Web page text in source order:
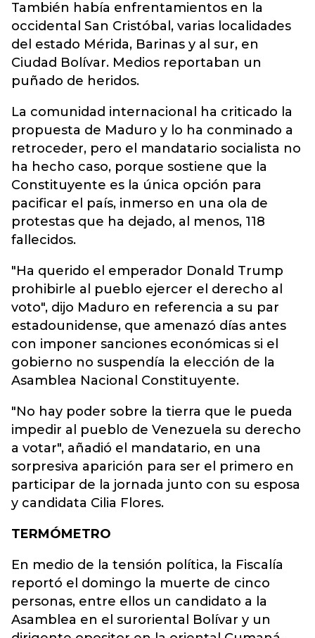
También había enfrentamientos en la
occidental San Cristóbal, varias localidades
del estado Mérida, Barinas y al sur, en
Ciudad Bolívar. Medios reportaban un
puñado de heridos.
La comunidad internacional ha criticado la
propuesta de Maduro y lo ha conminado a
retroceder, pero el mandatario socialista no
ha hecho caso, porque sostiene que la
Constituyente es la única opción para
pacificar el país, inmerso en una ola de
protestas que ha dejado, al menos, 118
fallecidos.
"Ha querido el emperador Donald Trump
prohibirle al pueblo ejercer el derecho al
voto", dijo Maduro en referencia a su par
estadounidense, que amenazó días antes
con imponer sanciones económicas si el
gobierno no suspendía la elección de la
Asamblea Nacional Constituyente.
"No hay poder sobre la tierra que le pueda
impedir al pueblo de Venezuela su derecho
a votar", añadió el mandatario, en una
sorpresiva aparición para ser el primero en
participar de la jornada junto con su esposa
y candidata Cilia Flores.
TERMÓMETRO
En medio de la tensión política, la Fiscalía
reportó el domingo la muerte de cinco
personas, entre ellos un candidato a la
Asamblea en el suroriental Bolívar y un